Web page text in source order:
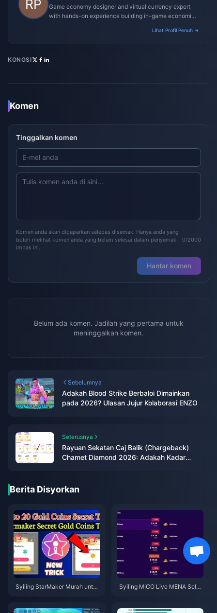
Game economy designer and virtual currency expert
with hands-on experience building in-game economies
Lihat Profil Penuh →
KONGSI
Komen
Tinggalkan komen
Komen anda akan dipaparkan selepas disemak. Hanya anda yang
boleh melihat komen anda yang belum selesai dalam penyemak
imbas ini.
0/2000
Hantar komen
Belum ada komen. Jadilah yang pertama untuk
meninggalkan komen.
Sebelumnya
Adakah Blood Strike Berbaloi Dimainkan
pada 2026? Ulasan Jujur Kolaborasi ENZO
Seterusnya
Rayuan Sekatan Caj Balik (Chargeback)
Chamet Diamond 2026: Adakah Kadar
Berita Disyorkan
Syiling StarMaker Murah untuk
Syiling MICO Live MENA Selep